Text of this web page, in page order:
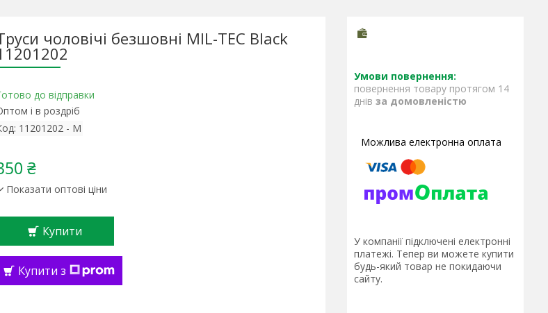
чоловічі безшовні MIL-TEC Black
до відправки
і в роздріб
11201202 - M
₴
Показати оптові ціни
Купити
Купити з
повернення товару протягом 14
днів за домовленістю
У компанії підключені електронні
платежі. Тепер ви можете купити
будь-який товар не покидаючи
сайту.